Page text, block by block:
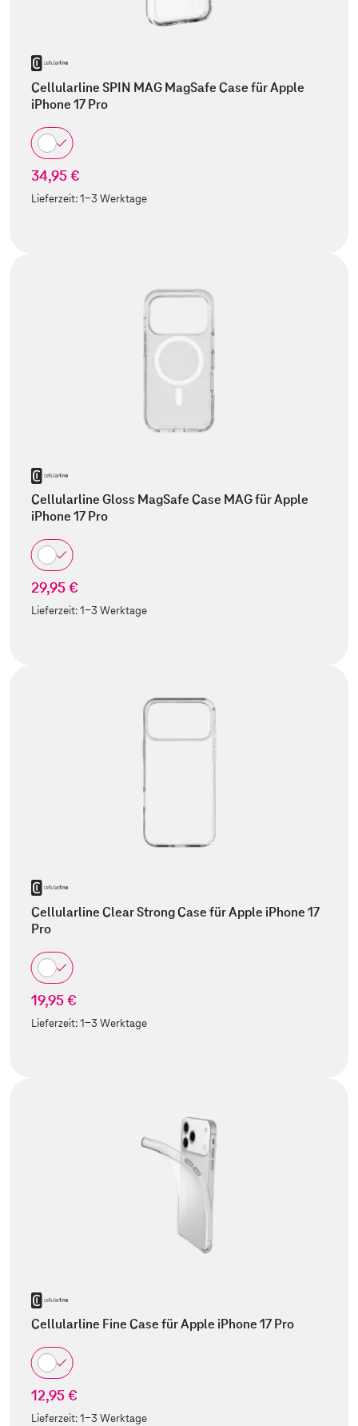
Cellularline SPIN MAG MagSafe Case für Apple
iPhone 17 Pro
34,95 €
Lieferzeit:1-3 Werktage
Cellularline Gloss MagSafe Case MAG für Apple
iPhone 17 Pro
29,95 €
Lieferzeit:1-3 Werktage
Cellularline Clear Strong Case für Apple iPhone 17
Pro
19,95 €
Lieferzeit:1-3 Werktage
Cellularline Fine Case für Apple iPhone 17 Pro
12,95 €
Lieferzeit:1-3 Werktage